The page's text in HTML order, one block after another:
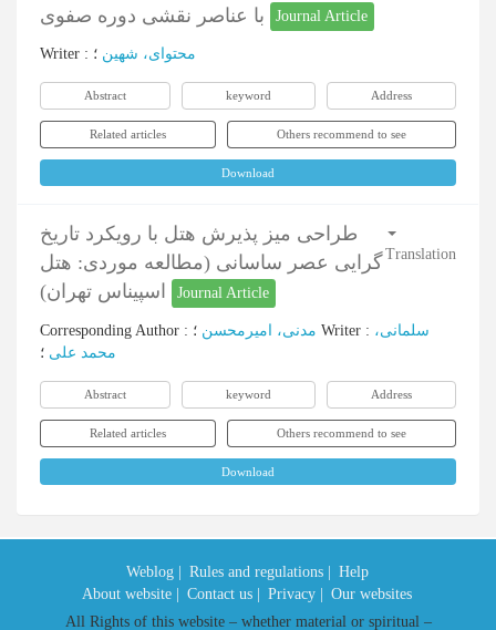
Journal Article
Writer : محتوای، شهین ؛
Abstract keyword Address
Related articles Others recommend to see
Download
طراحی میز پذیرش هتل با رویکرد تاریخ
گرایی عصر ساسانی (مطالعه موردی: هتل
Journal Article
Translation
Corresponding Author : مدنی، امیرمحسن Writer : سلمانی،
محمد علی ؛
Abstract keyword Address
Related articles Others recommend to see
Download
Weblog | Rules and regulations |
Help
About website |
Contact us | Privacy |
Our websites
All Rights of this website – whether material or spiritual –